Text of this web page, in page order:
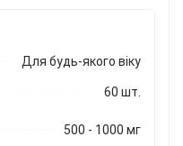
Для будь-якого віку
60 шт.
500 - 1000 мг